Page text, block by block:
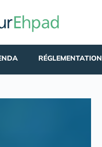
RÉGLEMENTATION